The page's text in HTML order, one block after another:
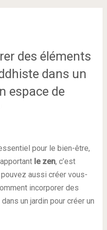
des éléments
dans un
espace de
pour le bien-être,
le zen, c’est
aussi créer vous-
incorporer des
un jardin pour créer un